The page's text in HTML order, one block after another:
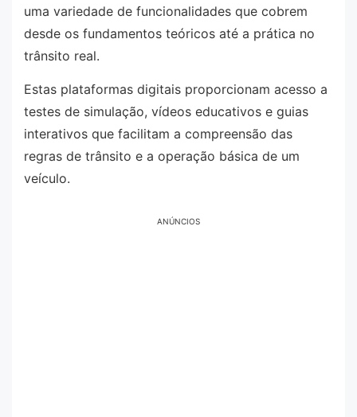
uma variedade de funcionalidades que cobrem
desde os fundamentos teóricos até a prática no
trânsito real.
Estas plataformas digitais proporcionam acesso a
testes de simulação, vídeos educativos e guias
interativos que facilitam a compreensão das
regras de trânsito e a operação básica de um
veículo.
ANÚNCIOS